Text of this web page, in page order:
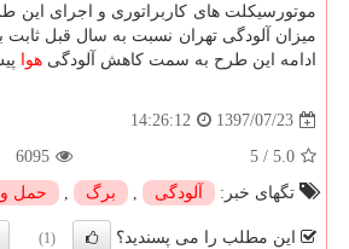
موتورسیكلت های كاربراتوری و اجرای
میزان آلودگی تهران نسبت به سال قبل ثابت
ادامه این طرح به سمت كاهش آلودگی هوا
1397/07/23
14:26:12
5.0
/
5
6095
تگهای خبر:
آلودگی , برگ , حمل
این مطلب را می پسندید؟ (1)